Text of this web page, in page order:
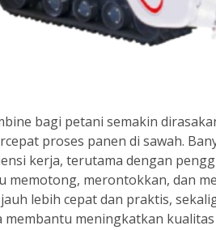
bagi petani semakin
proses panen di sawah.
kerja, terutama dengan
memotong, merontokkan, dan
lebih cepat dan praktis,
membantu meningkatkan